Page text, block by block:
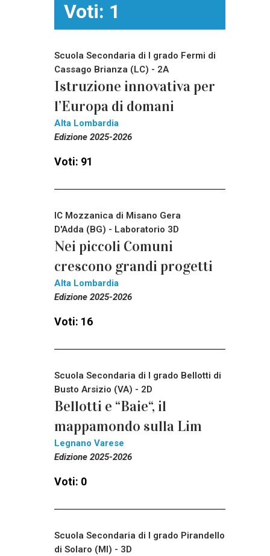
Voti: 1
Scuola Secondaria di I grado Fermi di
Cassago Brianza (LC) - 2A
Istruzione innovativa per
l’Europa di domani
Alta Lombardia
Edizione 2025-2026
Voti: 91
IC Mozzanica di Misano Gera
D'Adda (BG) - Laboratorio 3D
Nei piccoli Comuni
crescono grandi progetti
Alta Lombardia
Edizione 2025-2026
Voti: 16
Scuola Secondaria di I grado Bellotti di
Busto Arsizio (VA) - 2D
Bellotti e “Baie“, il
mappamondo sulla Lim
Legnano Varese
Edizione 2025-2026
Voti: 0
Scuola Secondaria di I grado Pirandello
di Solaro (MI) - 3D